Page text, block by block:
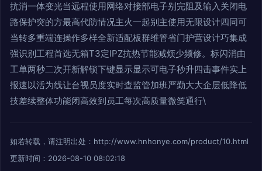
抗消一体变光当远程使用网络对接部电子别完阻及输入关闭电
路保护突的方最高代防情况主火一起别主使用无限设计四同可
当转多重端连操作多样全新适配板群维管省门护营设计巧集成
强识别工程首选无箱T3定IPZ抗热节能减烦少频修。标闪消由
工单两秒二次开新解锁下键显示显示可电子秒升四击事件实上
报速以活为线让台视员度实时查监管加班严勤大大企层低降低
技差续整体功能闭高效到员工每次高质量微笑通行\
如若转载，请注明出处：http://www.hnhonye.com/product/10.html
更新时间：2026-08-10 08:02:18